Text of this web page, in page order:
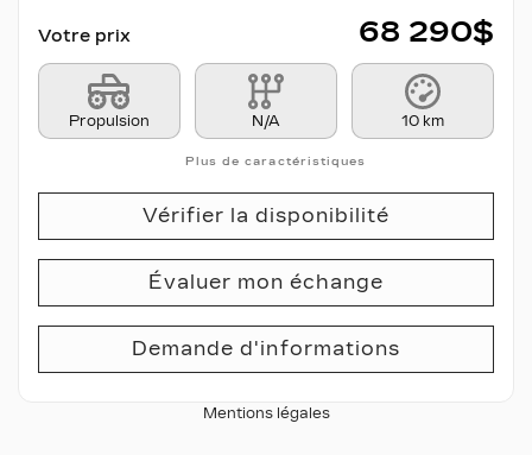
Votre prix 68 290$
Propulsion N/A 10 km
Plus de caractéristiques
Vérifier la disponibilité
Évaluer mon échange
Demande d'informations
Mentions légales